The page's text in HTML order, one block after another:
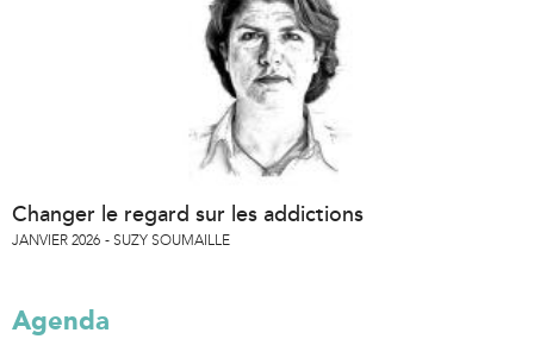
Changer le regard sur les addictions
JANVIER 2026 SUZY SOUMAILLE
Agenda